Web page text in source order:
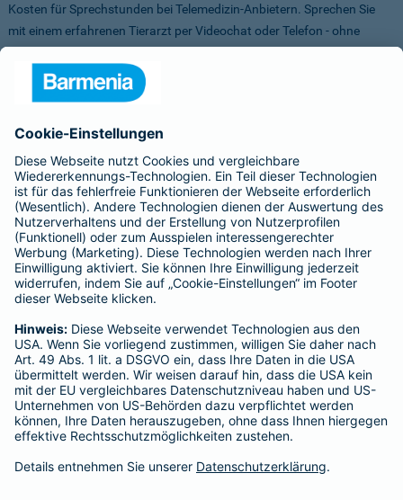
Kosten für Sprechstunden bei Telemedizin-Anbietern. Sprechen Sie
mit einem erfahrenen Tierarzt per Videochat oder Telefon - ohne
Stress für Sie und Ihr Tier.
Um Ihnen die Auswahl der Anbieter zu erleichtern, haben wir vorab
Anbieter verglichen, getestet und Vorteile für Sie vereinbart. Sowohl
bei FirstVet als auch bei Pfotendoctor profitieren Sie von einer
Direktabrechnung. Die Kosten werden also direkt zwischen dem
Anbieter und uns abgerechnet.
Für mehr Infos zu den Anbietern klicken Sie auf die Logos.
365 Tage / 24 Stunden